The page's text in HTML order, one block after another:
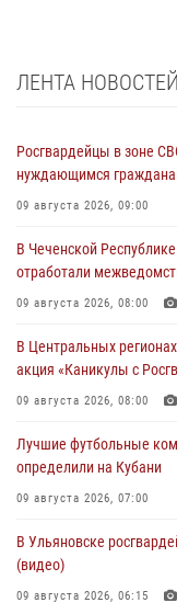
ЛЕНТА НОВОСТЕЙ
Росгвардейцы в зоне
нуждающимся
09 августа 2026, 09:00
В Чеченской
отработали
09 августа 2026, 08:00
В Центральных
акция «Каникулы с
09 августа 2026, 08:00
Лучшие футбольные
определили на Кубани
09 августа 2026, 07:00
В Ульяновске
(видео)
09 августа 2026, 06:15